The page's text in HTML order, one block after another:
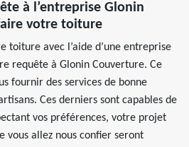
à l’entreprise Glonin
votre toiture
toiture avec l’aide d’une entreprise
requête à Glonin Couverture. Ce
fournir des services de bonne
Ces derniers sont capables de
vos préférences, votre projet
vous allez nous confier seront